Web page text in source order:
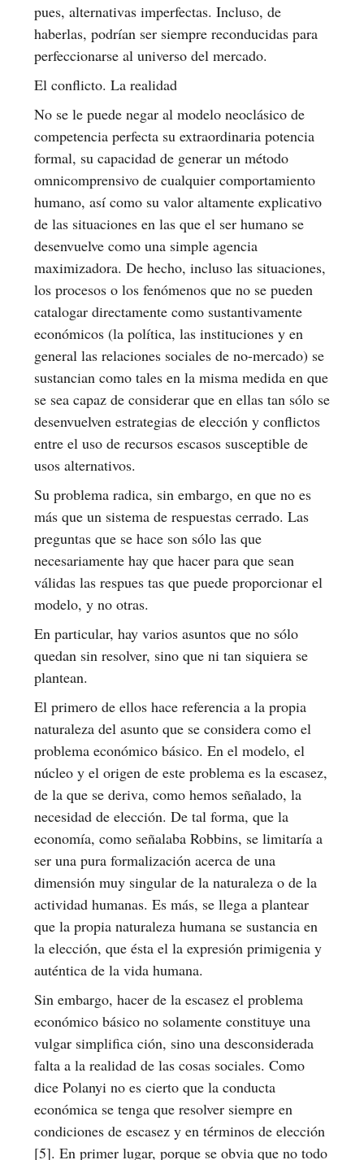
pues, alternativas imperfectas. Incluso, de
haberlas, podrían ser siempre reconducidas para
perfeccionarse al universo del mercado.
El conflicto. La realidad
No se le puede negar al modelo neoclásico de
competencia perfecta su extraordinaria potencia
formal, su capacidad de generar un método
omnicomprensivo de cualquier comportamiento
humano, así como su valor altamente explicativo
de las situaciones en las que el ser humano se
desenvuelve como una simple agencia
maximizadora. De hecho, incluso las situaciones,
los procesos o los fenómenos que no se pueden
catalogar directamente como sustantivamente
económicos (la política, las instituciones y en
general las relaciones sociales de no-mercado) se
sustancian como tales en la misma medida en que
se sea capaz de considerar que en ellas tan sólo se
desenvuelven estrategias de elección y conflictos
entre el uso de recursos escasos susceptible de
usos alternativos.
Su problema radica, sin embargo, en que no es
más que un sistema de respuestas cerrado. Las
preguntas que se hace son sólo las que
necesariamente hay que hacer para que sean
válidas las respues tas que puede proporcionar el
modelo, y no otras.
En particular, hay varios asuntos que no sólo
quedan sin resolver, sino que ni tan siquiera se
plantean.
El primero de ellos hace referencia a la propia
naturaleza del asunto que se considera como el
problema económico básico. En el modelo, el
núcleo y el origen de este problema es la escasez,
de la que se deriva, como hemos señalado, la
necesidad de elección. De tal forma, que la
economía, como señalaba Robbins, se limitaría a
ser una pura formalización acerca de una
dimensión muy singular de la naturaleza o de la
actividad humanas. Es más, se llega a plantear
que la propia naturaleza humana se sustancia en
la elección, que ésta el la expresión primigenia y
auténtica de la vida humana.
Sin embargo, hacer de la escasez el problema
económico básico no solamente constituye una
vulgar simplifica ción, sino una desconsiderada
falta a la realidad de las cosas sociales. Como
dice Polanyi no es cierto que la conducta
económica se tenga que resolver siempre en
condiciones de escasez y en términos de elección
[5]. En primer lugar, porque se obvia que no todo